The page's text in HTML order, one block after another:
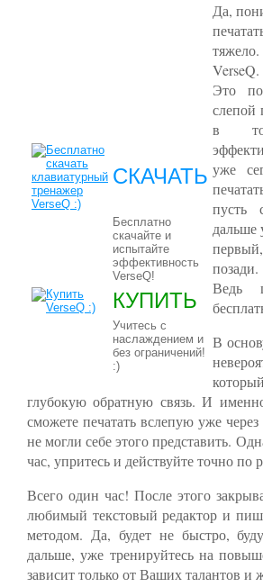
СКАЧАТЬ
Бесплатно
скачайте и
испытайте
эффективность
VerseQ!
КУПИТЬ
Учитесь с
наслаждением и
без ограничений!
:)
Да,
Это
слепой
в
уже
пусть
дальше
Ведь
В
глубокую обратную связь. И
сможете печатать вслепую уже
не могли себе этого представить.
час, упритесь и действуйте точно по
Всего один час! После этого
любимый текстовый редактор и
методом. Да, будет не быстро,
дальше, уже тренируйтесь на
зависит только от Ваших талантов и